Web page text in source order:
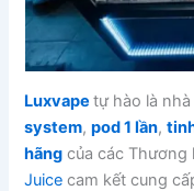
Luxvapetự hào là
system,pod 1 lần,
hãng của các
Juice cam kết cung